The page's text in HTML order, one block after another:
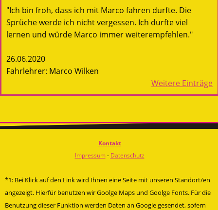
"Ich bin froh, dass ich mit Marco fahren durfte. Die
Sprüche werde ich nicht vergessen. Ich durfte viel
lernen und würde Marco immer weiterempfehlen."
26.06.2020
Fahrlehrer: Marco Wilken
Weitere Einträge
Kontakt
Impressum- Datenschutz
*1: Bei Klick auf den Link wird Ihnen eine Seite mit unseren Standort/en
angezeigt. Hierfür benutzen wir Goolge Maps und Goolge Fonts. Für die
Benutzung dieser Funktion werden Daten an Google gesendet, sofern